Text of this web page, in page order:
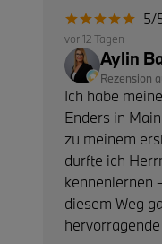
5/
vor 12 Tagen
Aylin
Rezension
Ich habe
Enders in
zu meinem
durfte ich
kennenlernen
diesem Weg